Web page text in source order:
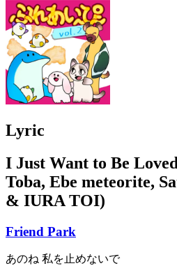
Lyric
I Just Want to Be
Toba, Ebe meteorite,
& IURA TOI)
Friend Park
あのね 私を止めないで